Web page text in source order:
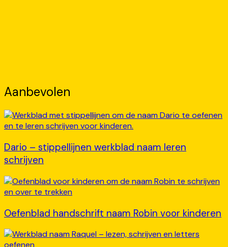
Aanbevolen
Dario – stippellijnen werkblad naam leren
schrijven
Oefenblad handschrift naam Robin voor kinderen